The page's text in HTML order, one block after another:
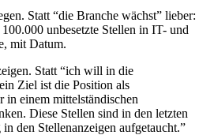
Statt “die Branche wächst” lieber:
unbesetzte Stellen in IT- und
mit Datum.
Statt “ich will in die
Ziel ist die Position als
in einem mittelständischen
Diese Stellen sind in den letzten
den Stellenanzeigen aufgetaucht.”